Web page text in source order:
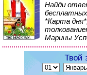
Найди
бесплатных
*Карта
Марины
Твой